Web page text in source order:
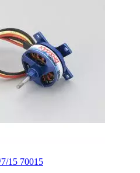
15 70015